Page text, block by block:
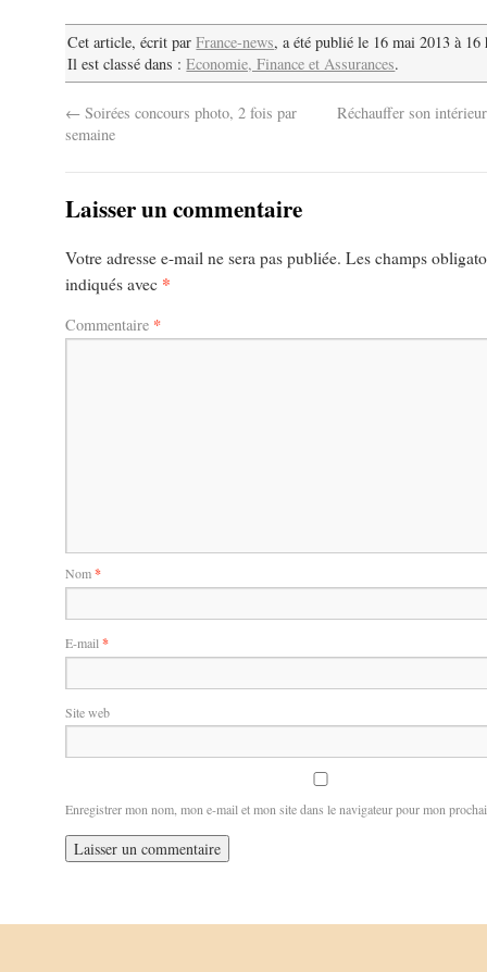
Cet article, écrit parFrance-news, a été publié le 16 mai 2013 à
Il est classé dans :Economie, Finance et Assurances.
← Soirées concours photo, 2 fois par
semaine
Réchauffer son
Laisser un commentaire
Votre adresse e-mail ne sera pas publiée. Les champs
indiqués avec *
Commentaire *
Nom*
E-mail *
Site web
Enregistrer mon nom, mon e-mail et mon site dans le navigateur pour mon